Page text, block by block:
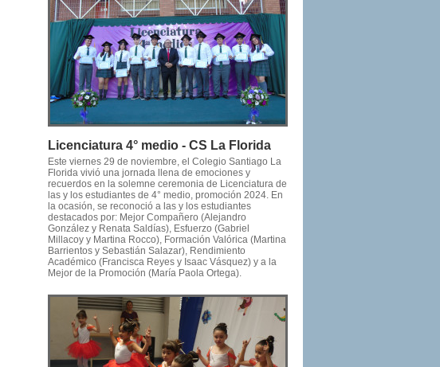
Licenciatura 4° medio - CS La Florida
Este viernes 29 de noviembre, el Colegio Santiago La
Florida vivió una jornada llena de emociones y
recuerdos en la solemne ceremonia de Licenciatura de
las y los estudiantes de 4° medio, promoción 2024. En
la ocasión, se reconoció a las y los estudiantes
destacados por: Mejor Compañero (Alejandro
González y Renata Saldías), Esfuerzo (Gabriel
Millacoy y Martina Rocco), Formación Valórica (Martina
Barrientos y Sebastián Salazar), Rendimiento
Académico (Francisca Reyes y Isaac Vásquez) y a la
Mejor de la Promoción (María Paola Ortega).